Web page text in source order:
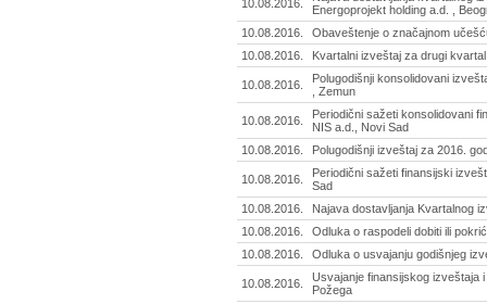
10.08.2016.
Energoprojekt holding a.d. ,
10.08.2016.
Obaveštenje o značajnom
10.08.2016.
Kvartalni izveštaj za drugi
10.08.2016.
Polugodišnji konsolidovani
, Zemun
10.08.2016.
Periodični sažeti konsolidovani
NIS a.d., Novi Sad
10.08.2016.
Polugodišnji izveštaj za 2016.
10.08.2016.
Periodični sažeti finansijski
Sad
10.08.2016.
Najava dostavljanja Kvartalnog
10.08.2016.
Odluka o raspodeli dobiti ili
10.08.2016.
Odluka o usvajanju godišnjeg
10.08.2016.
Usvajanje finansijskog izveštaja
Požega